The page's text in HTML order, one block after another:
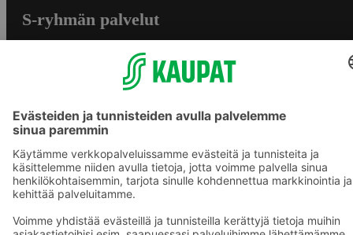
S-ryhmän palvelut
S-ostoslista -sovellus
Prisma.fi
Sokos.fi
S-Pankki
Yhteishyvä
Sokos Hotels
Raflaamo